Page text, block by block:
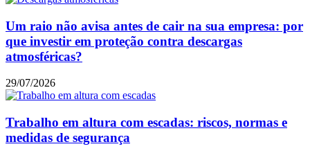
Um raio não avisa antes de cair na sua empresa: por
que investir em proteção contra descargas
atmosféricas?
29/07/2026
Trabalho em altura com escadas: riscos, normas e
medidas de segurança